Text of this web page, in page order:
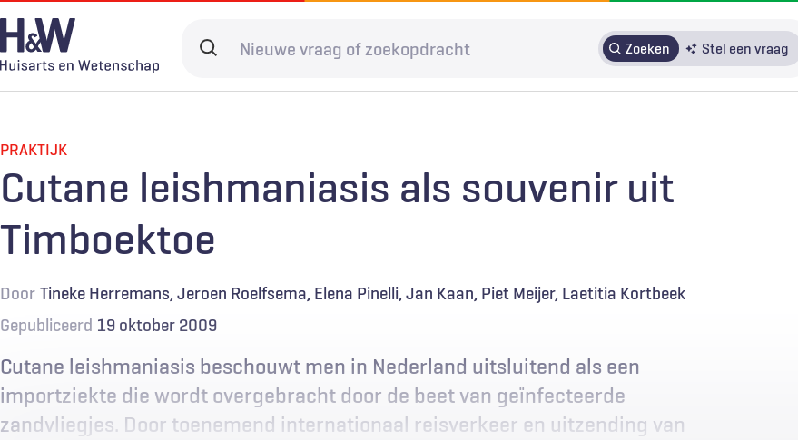
Overslaan
en
naar
gaan
Search
Zoeken Stel een vraag
Spoedzorg
Digitale zorg Levenseinde
Door in te loggen op HAweb krijgt u toegang tot de artikelen
Abonneren
PRAKTIJK
Cutane leishmaniasis als souvenir uit
Timboektoe
Door Tineke Herremans Jeroen Roelfsema Elena Pinelli Jan Kaan Piet Meijer Laetitia Kortbeek
Gepubliceerd 19 oktober 2009
Cutane leishmaniasis beschouwt men in Nederland uitsluitend als een
importziekte die wordt overgebracht door de beet van geïnfecteerde
zandvliegjes. Door toenemend internationaal reisverkeer en uitzending van